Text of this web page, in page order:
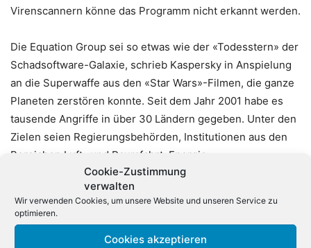
Cookie-Zustimmung
verwalten
Wir verwenden Cookies, um unsere Website und unseren Service zu
optimieren.
Cookies akzeptieren
Virenscannern könne das Programm nicht erkannt werden.
Die Equation Group sei so etwas wie der «Todesstern» der
Schadsoftware-Galaxie, schrieb Kaspersky in Anspielung
an die Superwaffe aus den «Star Wars»-Filmen, die ganze
Planeten zerstören konnte. Seit dem Jahr 2001 habe es
tausende Angriffe in über 30 Ländern gegeben. Unter den
Zielen seien Regierungsbehörden, Institutionen aus den
Bereichen Luft- und Raumfahrt, Energie,
Nuklearforschung sowie Medien, Finanzinstitute und
Unternehmen, die Verschlüsselungstechnologien
entwickeln. (dpa)